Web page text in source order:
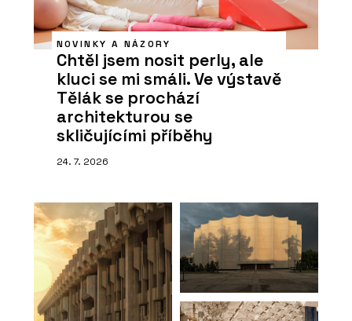
NOVINKY A NÁZORY
Chtěl jsem nosit perly, ale
kluci se mi smáli. Ve výstavě
Tělák se prochází
architekturou se
skličujícími příběhy
24. 7. 2026